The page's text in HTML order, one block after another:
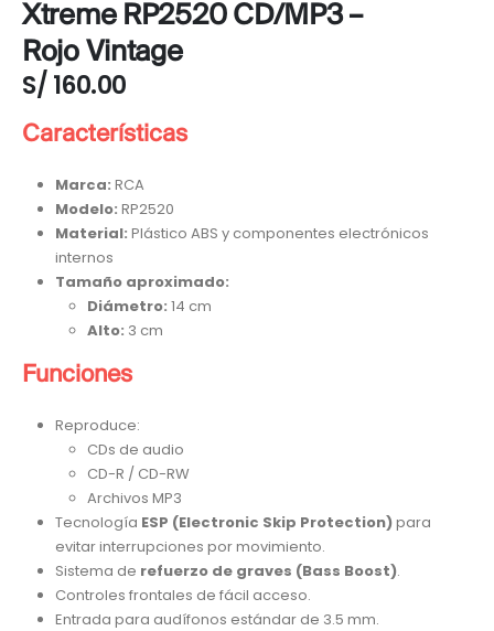
Xtreme RP2520 CD/MP3 –
Rojo Vintage
S/ 160.00
Características
Marca: RCA
Modelo: RP2520
Material: Plástico ABS y componentes electrónicos
internos
Tamaño aproximado:
Diámetro: 14 cm
Alto: 3 cm
Funciones
Reproduce:
CDs de audio
CD-R / CD-RW
Archivos MP3
Tecnología ESP (Electronic Skip Protection)para
evitar interrupciones por movimiento.
Sistema de refuerzo de graves (Bass Boost).
Controles frontales de fácil acceso.
Entrada para audífonos estándar de 3.5 mm.